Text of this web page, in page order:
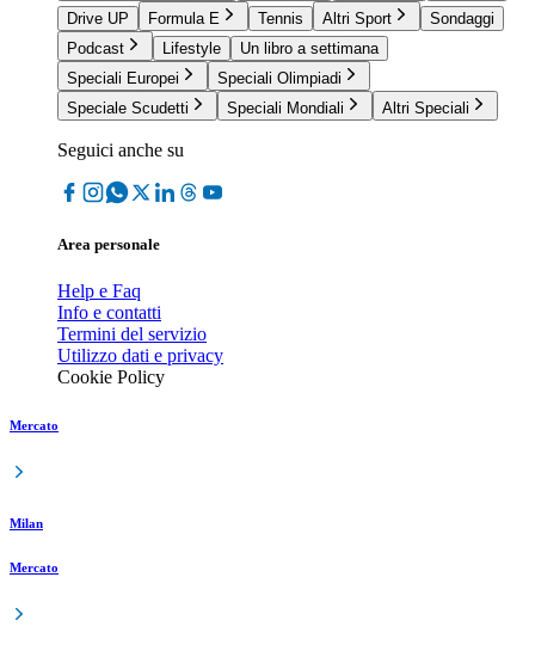
Drive UP
Formula E Tennis Altri Sport
Sondaggi
Podcast
Lifestyle
Un libro a settimana
Speciali Europei
Speciali Olimpiadi
Speciale Scudetti
Speciali Mondiali Altri Speciali
Seguici anche su
Area personale
Help e Faq
Info e contatti
Termini del servizio
Utilizzo dati e privacy
Cookie Policy
Mercato
Milan
Mercato